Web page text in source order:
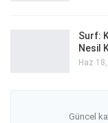
Surf:
Nesil
Haz
Güncel